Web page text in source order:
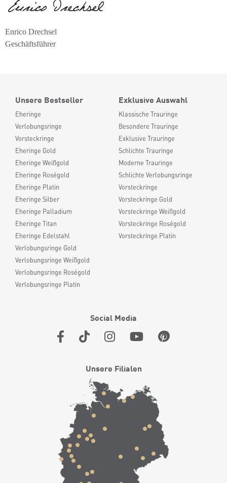
Enrico Drechsel
Geschäftsführer
Unsere Bestseller
Eheringe
Verlobungsringe
Vorsteckringe
Eheringe Gold
Eheringe Weißgold
Eheringe Roségold
Eheringe Platin
Eheringe Silber
Eheringe Palladium
Eheringe Titan
Eheringe Edelstahl
Verlobungsringe Gold
Verlobungsringe Weißgold
Verlobungsringe Roségold
Verlobungsringe Platin
Exklusive Auswahl
Klassische Trauringe
Besondere Trauringe
Exklusive Trauringe
Schlichte Trauringe
Moderne Trauringe
Schlichte Verlobungsringe
Vorsteckringe
Vorsteckringe Gold
Vorsteckringe Weißgold
Vorsteckringe Roségold
Vorsteckringe Platin
Social Media
Unsere Filialen